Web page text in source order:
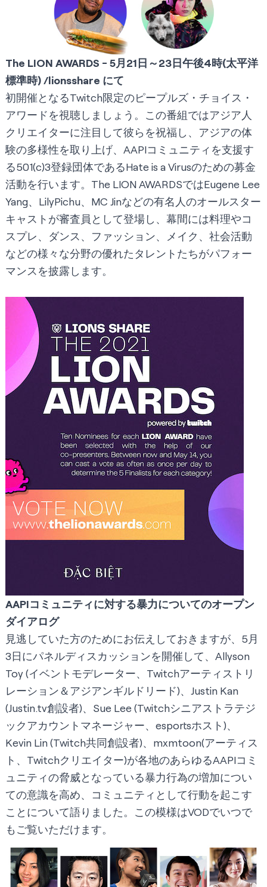
The LION AWARDS - 5月21日～23日午後4時(太平洋
標準時)/lionsshare にて
初開催となるTwitch限定のピープルズ・チョイス・
アワードを視聴しましょう。この番組ではアジア人
クリエイターに注目して彼らを祝福し、アジアの体
験の多様性を取り上げ、AAPIコミュニティを支援す
る501(c)3登録団体であるHate is a Virusのための募金
活動を行います。 The LION AWARDSではEugene Lee
Yang、LilyPichu、MC Jinなどの有名人のオールスター
キャストが審査員として登場し、幕間には料理やコ
スプレ、ダンス、ファッション、メイク、社会活動
などの様々な分野の優れたタレントたちがパフォー
マンスを披露します。
AAPIコミュニティに対する暴力についてのオープン
ダイアログ
見逃していた方のためにお伝えしておきますが、5月
3日にパネルディスカッションを開催して、Allyson
Toy (イベントモデレーター、Twitchアーティストリ
レーション＆アジアンギルドリード)、Justin Kan
(Justin.tv創設者)、Sue Lee (Twitchシニアストラテジ
ックアカウントマネージャー、esportsホスト)、
Kevin Lin (Twitch共同創設者)、 mxmtoon(アーティス
ト、Twitchクリエイター)が各地のあらゆるAAPIコミ
ュニティの脅威となっている暴力行為の増加につい
ての意識を高め、コミュニティとして行動を起こす
ことについて語りました。この模様はVODでいつで
もご覧いただけます。